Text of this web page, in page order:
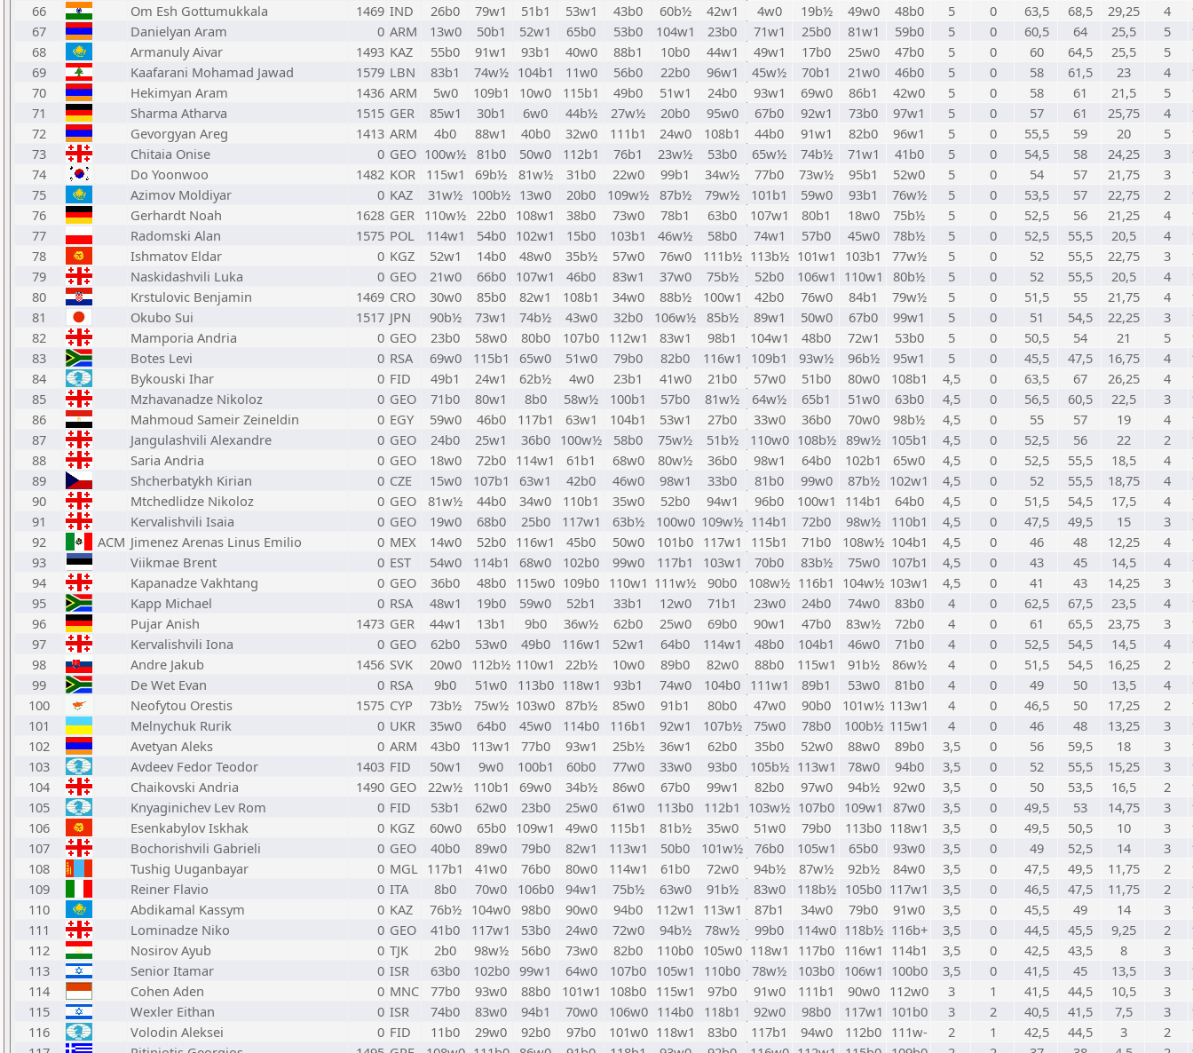
66
Om Esh Gottumukkala 1469 IND 26b0 79w1 51b1 53w1 43b0 60b½ 42w1 4w0 19b½ 49w0 48b0 5 0 63,5 68,5 29,25 4
67
Danielyan Aram 0 ARM 13w0 50b1 52w1 65b0 53b0 104w1 23b0 71w1 25b0 81w1 59b0 5 0 60,5 64 25,5 5
68
Armanuly Aivar 1493 KAZ 55b0 91w1 93b1 40w0 88b1 10b0 44w1 49w1 17b0 25w0 47b0 5 0 60 64,5 25,5 5
69
Kaafarani Mohamad Jawad 1579 LBN 83b1 74w½ 104b1 11w0 56b0 22b0 96w1 45w½ 70b1 21w0 46b0 5 0 58 61,5 23 4
70
Hekimyan Aram 1436 ARM 5w0 109b1 10w0 115b1 49b0 51w1 24b0 93w1 69w0 86b1 42w0 5 0 58 61 21,5 5
71
Sharma Atharva 1515 GER 85w1 30b1 6w0 44b½ 27w½ 20b0 95w0 67b0 92w1 73b0 97w1 5 0 57 61 25,75 4
72
Gevorgyan Areg 1413 ARM 4b0 88w1 40b0 32w0 111b1 24w0 108b1 44b0 91w1 82b0 96w1 5 0 55,5 59 20 5
73
Chitaia Onise 0 GEO 100w½ 81b0 50w0 112b1 76b1 23w½ 53b0 65w½ 74b½ 71w1 41b0 5 0 54,5 58 24,25 3
74
Do Yoonwoo 1482 KOR 115w1 69b½ 81w½ 31b0 22w0 99b1 34w½ 77b0 73w½ 95b1 52w0 5 0 54 57 21,75 3
75
Azimov Moldiyar 0 KAZ 31w½ 100b½ 13w0 20b0 109w½ 87b½ 79w½ 101b1 59w0 93b1 76w½ 5 0 53,5 57 22,75 2
76
Gerhardt Noah 1628 GER 110w½ 22b0 108w1 38b0 73w0 78b1 63b0 107w1 80b1 18w0 75b½ 5 0 52,5 56 21,25 4
77
Radomski Alan 1575 POL 114w1 54b0 102w1 15b0 103b1 46w½ 58b0 74w1 57b0 45w0 78b½ 5 0 52,5 55,5 20,5 4
78
Ishmatov Eldar 0 KGZ 52w1 14b0 48w0 35b½ 57w0 76w0 111b½ 113b½ 101w1 103b1 77w½ 5 0 52 55,5 22,75 3
79
Naskidashvili Luka 0 GEO 21w0 66b0 107w1 46b0 83w1 37w0 75b½ 52b0 106w1 110w1 80b½ 5 0 52 55,5 20,5 4
80
Krstulovic Benjamin 1469 CRO 30w0 85b0 82w1 108b1 34w0 88b½ 100w1 42b0 76w0 84b1 79w½ 5 0 51,5 55 21,75 4
81
Okubo Sui 1517 JPN 90b½ 73w1 74b½ 43w0 32b0 106w½ 85b½ 89w1 50w0 67b0 99w1 5 0 51 54,5 22,25 3
82
Mamporia Andria 0 GEO 23b0 58w0 80b0 107b0 112w1 83w1 98b1 104w1 48b0 72w1 53b0 5 0 50,5 54 21 5
83
Botes Levi 0 RSA 69w0 115b1 65w0 51w0 79b0 82b0 116w1 109b1 93w½ 96b½ 95w1 5 0 45,5 47,5 16,75 4
84
Bykouski Ihar 0 FID 49b1 24w1 62b½ 4w0 23b1 41w0 21b0 57w0 51b0 80w0 108b1 4,5 0 63,5 67 26,25 4
85
Mzhavanadze Nikoloz 0 GEO 71b0 80w1 8b0 58w½ 100b1 57b0 81w½ 64w½ 65b1 51w0 63b0 4,5 0 56,5 60,5 22,5 3
86
Mahmoud Sameir Zeineldin 0 EGY 59w0 46b0 117b1 63w1 104b1 53w1 27b0 33w0 36b0 70w0 98b½ 4,5 0 55 57 19 4
87
Jangulashvili Alexandre 0 GEO 24b0 25w1 36b0 100w½ 58b0 75w½ 51b½ 110w0 108b½ 89w½ 105b1 4,5 0 52,5 56 22 2
88
Saria Andria 0 GEO 18w0 72b0 114w1 61b1 68w0 80w½ 36b0 98w1 64b0 102b1 65w0 4,5 0 52,5 55,5 18,5 4
89
Shcherbatykh Kirian 0 CZE 15w0 107b1 63w1 42b0 46w0 98w1 33b0 81b0 99w0 87b½ 102w1 4,5 0 52 55,5 18,75 4
90
Mtchedlidze Nikoloz 0 GEO 81w½ 44b0 34w0 110b1 35w0 52b0 94w1 96b0 100w1 114b1 64b0 4,5 0 51,5 54,5 17,5 4
91
Kervalishvili Isaia 0 GEO 19w0 68b0 25b0 117w1 63b½ 100w0 109w½ 114b1 72b0 98w½ 110b1 4,5 0 47,5 49,5 15 3
92
ACM Jimenez Arenas Linus Emilio 0 MEX 14w0 52b0 116w1 45b0 50w0 101b0 117w1 115b1 71b0 108w½ 104b1 4,5 0 46 48 12,25 4
93
Viikmae Brent 0 EST 54w0 114b1 68w0 102b0 99w0 117b1 103w1 70b0 83b½ 75w0 107b1 4,5 0 43 45 14,5 4
94
Kapanadze Vakhtang 0 GEO 36b0 48b0 115w0 109b0 110w1 111w½ 90b0 108w½ 116b1 104w½ 103w1 4,5 0 41 43 14,25 3
95
Kapp Michael 0 RSA 48w1 19b0 59w0 52b1 33b1 12w0 71b1 23w0 24b0 74w0 83b0 4 0 62,5 67,5 23,5 4
96
Pujar Anish 1473 GER 44w1 13b1 9b0 36w½ 62b0 25w0 69b0 90w1 47b0 83w½ 72b0 4 0 61 65,5 23,75 3
97
Kervalishvili Iona 0 GEO 62b0 53w0 49b0 116w1 52w1 64b0 114w1 48b0 104b1 46w0 71b0 4 0 52,5 54,5 14,5 4
98
Andre Jakub 1456 SVK 20w0 112b½ 110w1 22b½ 10w0 89b0 82w0 88b0 115w1 91b½ 86w½ 4 0 51,5 54,5 16,25 2
99
De Wet Evan 0 RSA 9b0 51w0 113b0 118w1 93b1 74w0 104b0 111w1 89b1 53w0 81b0 4 0 49 50 13,5 4
100
Neofytou Orestis 1575 CYP 73b½ 75w½ 103w0 87b½ 85w0 91b1 80b0 47w0 90b0 101w½ 113w1 4 0 46,5 50 17,25 2
101
Melnychuk Rurik 0 UKR 35w0 64b0 45w0 114b0 116b1 92w1 107b½ 75w0 78b0 100b½ 115w1 4 0 46 48 13,25 3
102
Avetyan Aleks 0 ARM 43b0 113w1 77b0 93w1 25b½ 36w1 62b0 35b0 52w0 88w0 89b0 3,5 0 56 59,5 18 3
103
Avdeev Fedor Teodor 1403 FID 50w1 9w0 100b1 60b0 77w0 33w0 93b0 105b½ 113w1 78w0 94b0 3,5 0 52 55,5 15,25 3
104
Chaikovski Andria 1490 GEO 22w½ 110b1 69w0 34b½ 86w0 67b0 99w1 82b0 97w0 94b½ 92w0 3,5 0 50 53,5 16,5 2
105
Knyaginichev Lev Rom 0 FID 53b1 62w0 23b0 25w0 61w0 113b0 112b1 103w½ 107b0 109w1 87w0 3,5 0 49,5 53 14,75 3
106
Esenkabylov Iskhak 0 KGZ 60w0 65b0 109w1 49w0 115b1 81b½ 35w0 51w0 79b0 113b0 118w1 3,5 0 49,5 50,5 10 3
107
Bochorishvili Gabrieli 0 GEO 40b0 89w0 79b0 82w1 113w1 50b0 101w½ 76b0 105w1 65b0 93w0 3,5 0 49 52,5 14 3
108
Tushig Uuganbayar 0 MGL 117b1 41w0 76b0 80w0 114w1 61b0 72w0 94b½ 87w½ 92b½ 84w0 3,5 0 47,5 49,5 11,75 2
109
Reiner Flavio 0 ITA 8b0 70w0 106b0 94w1 75b½ 63w0 91b½ 83w0 118b½ 105b0 117w1 3,5 0 46,5 47,5 11,75 2
110
Abdikamal Kassym 0 KAZ 76b½ 104w0 98b0 90w0 94b0 112w1 113w1 87b1 34w0 79b0 91w0 3,5 0 45,5 49 14 3
111
Lominadze Niko 0 GEO 41b0 117w1 53b0 24w0 72w0 94b½ 78w½ 99b0 114w0 118b½ 116b+ 3,5 0 44,5 45,5 9,25 2
112
Nosirov Ayub 0 TJK 2b0 98w½ 56b0 73w0 82b0 110b0 105w0 118w1 117b0 116w1 114b1 3,5 0 42,5 43,5 8 3
113
Senior Itamar 0 ISR 63b0 102b0 99w1 64w0 107b0 105w1 110b0 78w½ 103b0 106w1 100b0 3,5 0 41,5 45 13,5 3
114
Cohen Aden 0 MNC 77b0 93w0 88b0 101w1 108b0 115w1 97b0 91w0 111b1 90w0 112w0 3 1 41,5 44,5 10,5 3
115
Wexler Eithan 0 ISR 74b0 83w0 94b1 70w0 106w0 114b0 118b1 92w0 98b0 117w1 101b0 3 2 40,5 41,5 7,5 3
116
Volodin Aleksei 0 FID 11b0 29w0 92b0 97b0 101w0 118w1 83b0 117b1 94w0 112b0 111w- 2 1 42,5 44,5 3 2